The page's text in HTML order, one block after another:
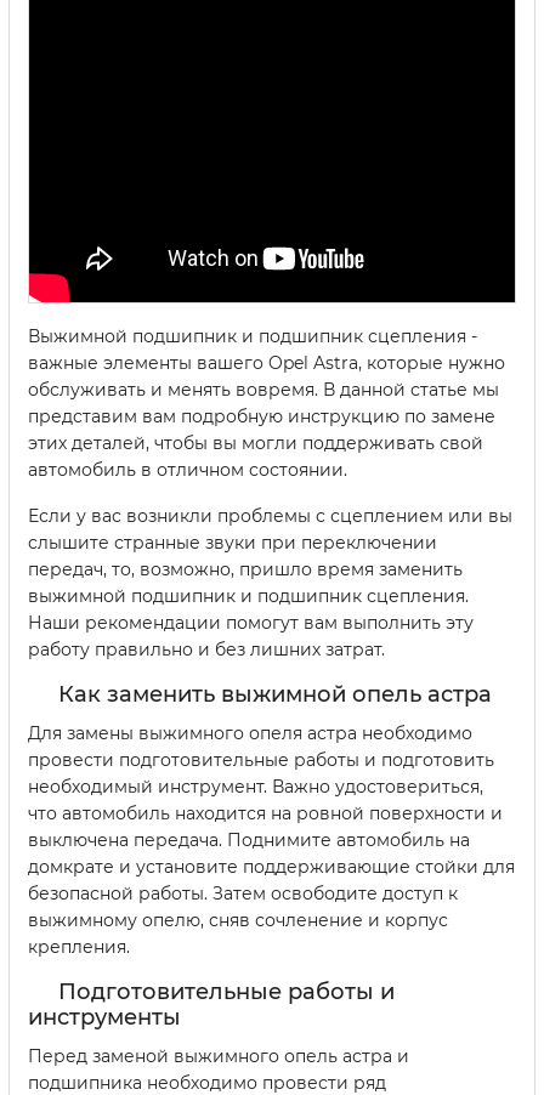
Выжимной подшипник и подшипник сцепления -
важные элементы вашего Opel Astra, которые нужно
обслуживать и менять вовремя. В данной статье мы
представим вам подробную инструкцию по замене
этих деталей, чтобы вы могли поддерживать свой
автомобиль в отличном состоянии.
Если у вас возникли проблемы с сцеплением или вы
слышите странные звуки при переключении
передач, то, возможно, пришло время заменить
выжимной подшипник и подшипник сцепления.
Наши рекомендации помогут вам выполнить эту
работу правильно и без лишних затрат.
Как заменить выжимной опель астра
Для замены выжимного опеля астра необходимо
провести подготовительные работы и подготовить
необходимый инструмент. Важно удостовериться,
что автомобиль находится на ровной поверхности и
выключена передача. Поднимите автомобиль на
домкрате и установите поддерживающие стойки для
безопасной работы. Затем освободите доступ к
выжимному опелю, сняв сочленение и корпус
крепления.
Подготовительные работы и
инструменты
Перед заменой выжимного опель астра и
подшипника необходимо провести ряд